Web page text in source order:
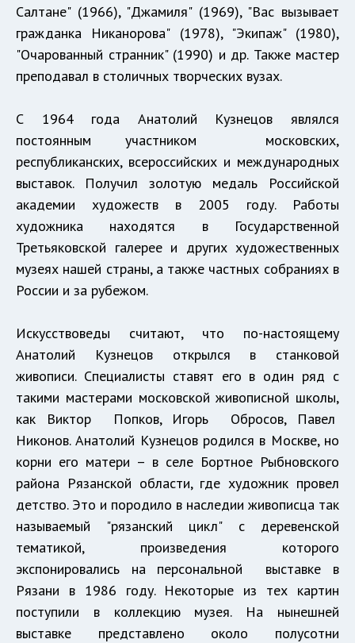
Салтане" (1966), "Джамиля" (1969), "Вас вызывает
гражданка Никанорова" (1978), "Экипаж" (1980),
"Очарованный странник" (1990) и др. Также мастер
преподавал в столичных творческих вузах.
С 1964 года Анатолий Кузнецов являлся
постоянным участником московских,
республиканских, всероссийских и международных
выставок. Получил золотую медаль Российской
академии художеств в 2005 году. Работы
художника находятся в Государственной
Третьяковской галерее и других художественных
музеях нашей страны, а также частных собраниях в
России и за рубежом.
Искусствоведы считают, что по-настоящему
Анатолий Кузнецов открылся в станковой
живописи. Специалисты ставят его в один ряд с
такими мастерами московской живописной школы,
как Виктор Попков, Игорь Обросов, Павел
Никонов. Анатолий Кузнецов родился в Москве, но
корни его матери – в селе Бортное Рыбновского
района Рязанской области, где художник провел
детство. Это и породило в наследии живописца так
называемый "рязанский цикл" с деревенской
тематикой, произведения которого
экспонировались на персональной выставке в
Рязани в 1986 году. Некоторые из тех картин
поступили в коллекцию музея. На нынешней
выставке представлено около полусотни